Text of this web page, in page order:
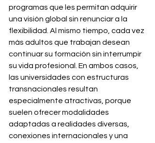
programas que les permitan adquirir
una visión global sin renunciar a la
flexibilidad. Al mismo tiempo, cada vez
más adultos que trabajan desean
continuar su formación sin interrumpir
su vida profesional. En ambos casos,
las universidades con estructuras
transnacionales resultan
especialmente atractivas, porque
suelen ofrecer modalidades
adaptadas a realidades diversas,
conexiones internacionales y una